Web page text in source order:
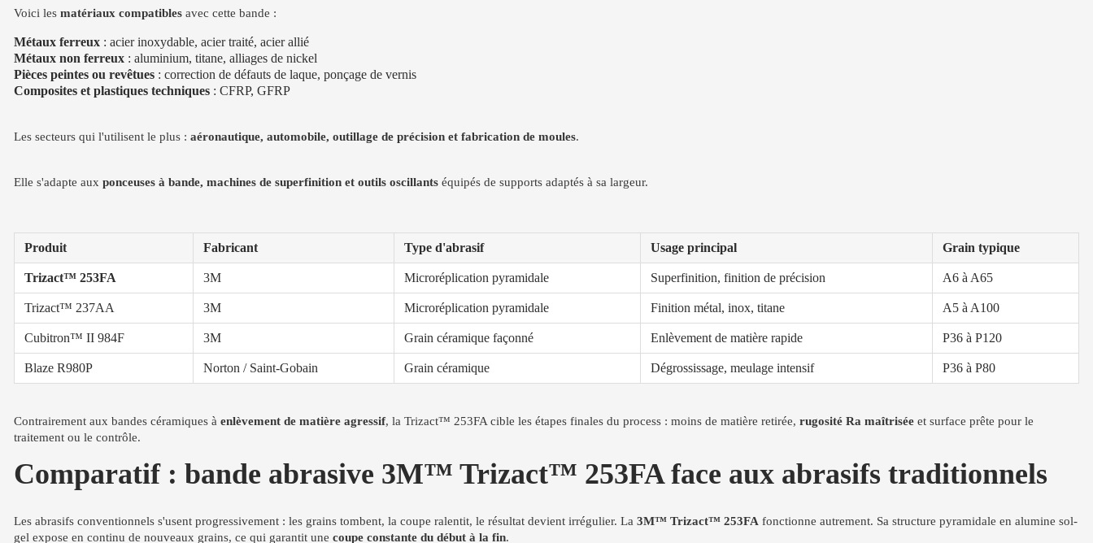
Voici les matériaux compatibles avec cette bande :
Métaux ferreux : acier inoxydable, acier traité, acier allié
Métaux non ferreux : aluminium, titane, alliages de nickel
Pièces peintes ou revêtues : correction de défauts de laque, ponçage de vernis
Composites et plastiques techniques : CFRP, GFRP
Les secteurs qui l'utilisent le plus : aéronautique, automobile, outillage de précision et fabrication de moules.
Elle s'adapte aux ponceuses à bande, machines de superfinition et outils oscillants équipés de supports adaptés à sa largeur.
Produit Fabricant Type d'abrasif Usage principal Grain typique
Trizact™ 253FA 3M Microréplication pyramidale Superfinition, finition de précision A6 à A65
Trizact™ 237AA 3M Microréplication pyramidale Finition métal, inox, titane A5 à A100
Cubitron™ II 984F 3M Grain céramique façonné Enlèvement de matière rapide P36 à P120
Blaze R980P Norton / Saint-Gobain Grain céramique Dégrossissage, meulage intensif P36 à P80
Contrairement aux bandes céramiques à enlèvement de matière agressif, la Trizact™ 253FA cible les étapes finales du process : moins de matière retirée, rugosité Ra maîtrisée et surface prête pour le
traitement ou le contrôle.
Comparatif : bande abrasive 3M™ Trizact™ 253FA face aux abrasifs traditionnels
Les abrasifs conventionnels s'usent progressivement : les grains tombent, la coupe ralentit, le résultat devient irrégulier. La 3M™ Trizact™ 253FA fonctionne autrement. Sa structure pyramidale en alumine sol-
gel expose en continu de nouveaux grains, ce qui garantit une coupe constante du début à la fin.